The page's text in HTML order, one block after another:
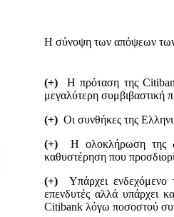
H σύνοψη των απόψεων των
(+) Η πρόταση της
μεγαλύτερη συμβιβαστική
(+) Οι συνθήκες της
(+) Η ολοκλήρωση της
καθυστέρηση που
(+) Υπάρχει ενδεχόμενο
επενδυτές αλλά υπάρχει
Citibank λόγω ποσοστού